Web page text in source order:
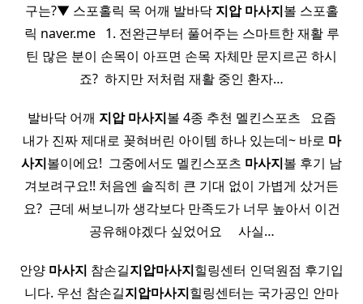
구는?▼ 스포홀릭 목 어깨 발바닥 지압 마사지볼 스포홀
릭 naver.me ​ ​ 1. 전완근부터 풀어주는 스마트한 재활 루
틴 많은 분이 손목이 아프면 손목 자체만 문지르곤 하시
죠? ​ 하지만 저처럼 재활 중인 환자…
발바닥 어깨 지압 마사지볼 4종 추천 멜킨스포츠 ​ ​ 요즘
내가 진짜 제대로 꽂혀버린 아이템 하나 있는데~ 바로 마
사지볼이에요! ​ 그중에서도 멜킨스포츠 마사지볼 후기 남
겨보려구요!! 처음엔 솔직히 큰 기대 없이 가볍게 샀거든
요? ​ 근데 써보니까 생각보다 만족도가 너무 높아서 이건
공유해야겠다 싶었어요 ​ ​ ​ ​ 사실…
안양 마사지 참손길지압마사지힐링센터 인덕원점 후기입
니다. 우선 참손길지압마사지힐링센터는 국가공인 안마